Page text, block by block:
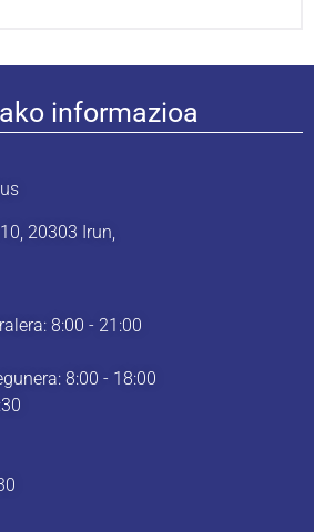
informazioa
20303 Irun,
8:00 - 21:00
8:00 - 18:00